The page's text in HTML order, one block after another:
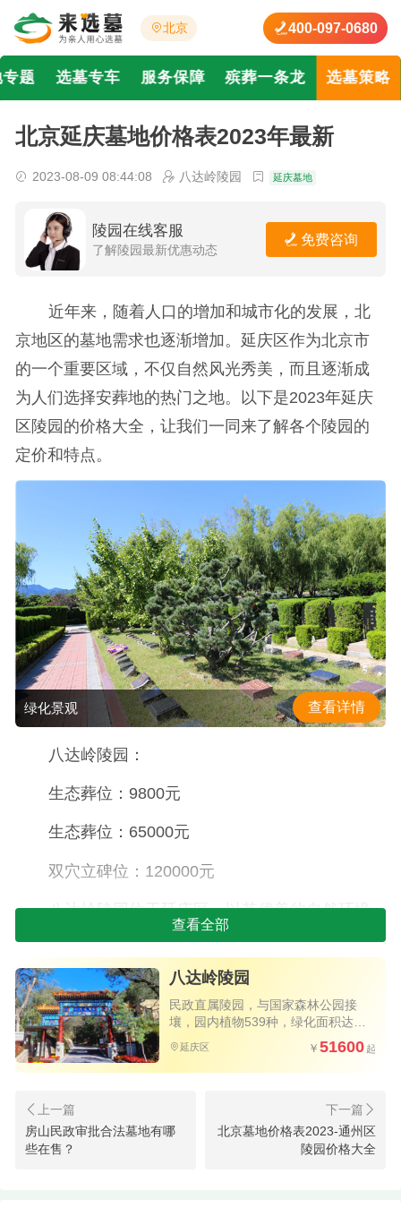
北京 400-097-0680
题 选墓专车 服务保障 殡葬一条龙 选墓策略
北京延庆墓地价格表2023年最新
2023-08-09 08:44:08 八达岭陵园 延庆墓地
陵园在线客服
了解陵园最新优惠动态
免费咨询
近年来，随着人口的增加和城市化的发展，北
京地区的墓地需求也逐渐增加。延庆区作为北京市
的一个重要区域，不仅自然风光秀美，而且逐渐成
为人们选择安葬地的热门之地。以下是2023年延庆
区陵园的价格大全，让我们一同来了解各个陵园的
定价和特点。
绿化景观 查看详情
八达岭陵园：
生态葬位：9800元
生态葬位：65000元
双穴立碑位：120000元
八达岭陵园位于延庆区，以其优美的自然环境
和风景而闻名。这里不仅可以享受清新的空气和宁
静的氛围，还可以沐浴在大自然的美景之中。不同
的墓位类型可以满足不同家庭的需求。
长城华人华思堂：
壁葬墓位：7800元
壁葬墓位：10000元
阁位墓位：36800元
查看全部
八达岭陵园
民政直属陵园，与国家森林公园接
壤，园内植物539种，绿化面积达
延庆区 51600
房山民政审批合法墓地有哪
些在售？
北京墓地价格表2023-通州区
陵园价格大全